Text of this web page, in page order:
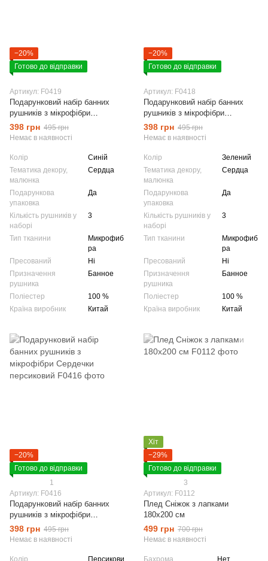
−20%
Готово до відправки
Артикул: F0419
Подарунковий набір банних
рушників з мікрофібри
Сердечки синій
398 грн 495 грн
Немає в наявності
Колір
Синій
Тематика декору,
малюнка
Сердца
Подарункова
упаковка
Да
Кількість рушників у
наборі
3
Тип тканини
Микрофиб
ра
Пресований
Ні
Призначення
рушника
Банное
Поліестер
100 %
Країна виробник
Китай
−20%
Готово до відправки
Артикул: F0418
Подарунковий набір банних
рушників з мікрофібри
Сердечки зелений
398 грн 495 грн
Немає в наявності
Колір
Зелений
Тематика декору,
малюнка
Сердца
Подарункова
упаковка
Да
Кількість рушників у
наборі
3
Тип тканини
Микрофиб
ра
Пресований
Ні
Призначення
рушника
Банное
Поліестер
100 %
Країна виробник
Китай
−20%
Готово до відправки
1
Артикул: F0416
Подарунковий набір банних
рушників з мікрофібри
Сердечки персиковий
398 грн 495 грн
Немає в наявності
Колір
Персикови
Хіт
−29%
Готово до відправки
3
Артикул: F0112
Плед Сніжок з лапками
180х200 см
499 грн 700 грн
Немає в наявності
Бахрома
Нет